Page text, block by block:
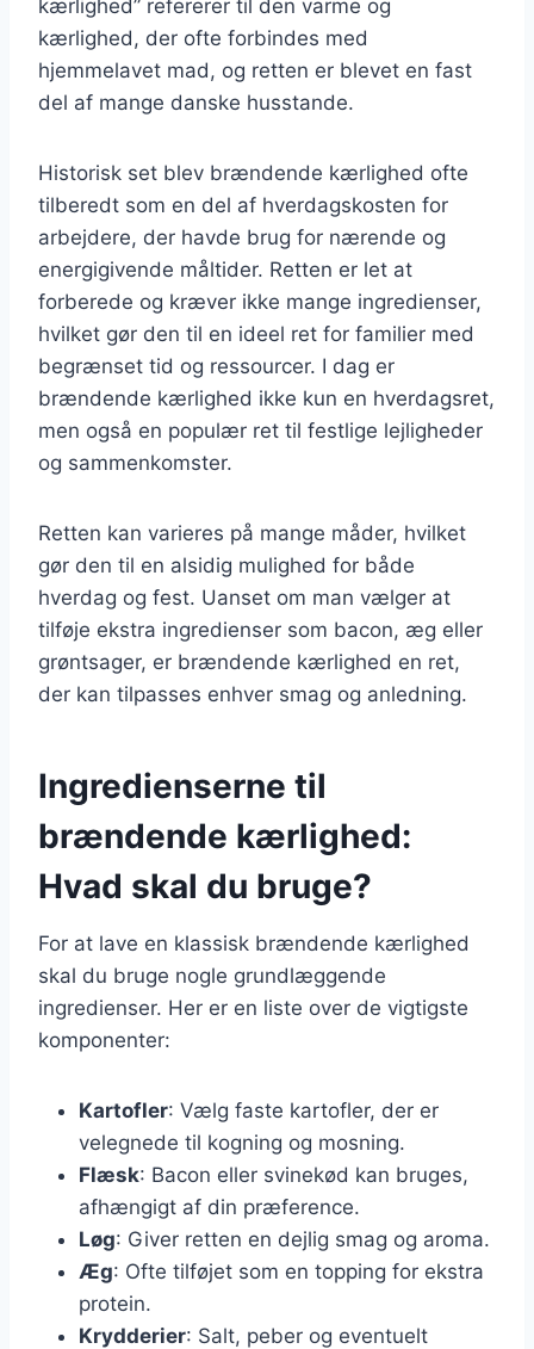
kærlighed” refererer til den varme og
kærlighed, der ofte forbindes med
hjemmelavet mad, og retten er blevet en fast
del af mange danske husstande.
Historisk set blev brændende kærlighed ofte
tilberedt som en del af hverdagskosten for
arbejdere, der havde brug for nærende og
energigivende måltider. Retten er let at
forberede og kræver ikke mange ingredienser,
hvilket gør den til en ideel ret for familier med
begrænset tid og ressourcer. I dag er
brændende kærlighed ikke kun en hverdagsret,
men også en populær ret til festlige lejligheder
og sammenkomster.
Retten kan varieres på mange måder, hvilket
gør den til en alsidig mulighed for både
hverdag og fest. Uanset om man vælger at
tilføje ekstra ingredienser som bacon, æg eller
grøntsager, er brændende kærlighed en ret,
der kan tilpasses enhver smag og anledning.
Ingredienserne til
brændende kærlighed:
Hvad skal du bruge?
For at lave en klassisk brændende kærlighed
skal du bruge nogle grundlæggende
ingredienser. Her er en liste over de vigtigste
komponenter:
Kartofler: Vælg faste kartofler, der er
velegnede til kogning og mosning.
Flæsk: Bacon eller svinekød kan bruges,
afhængigt af din præference.
Løg: Giver retten en dejlig smag og aroma.
Æg: Ofte tilføjet som en topping for ekstra
protein.
Krydderier: Salt, peber og eventuelt